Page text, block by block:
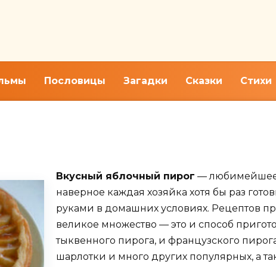
Пословицы Загадки Сказки Стихи
Вкусный яблочный пирог — любимейшее
наверное каждая хозяйка хотя бы раз
руками в домашних условиях. Рецептов
великое множество — это и способ
тыквенного пирога, и французского
шарлотки и много других популярных, а